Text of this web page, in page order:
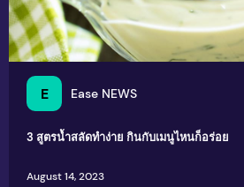
E Ease NEWS
3 สูตรน้ำสลัดทำง่าย กินกับเมนูไหนก็อร่อย
August 14, 2023